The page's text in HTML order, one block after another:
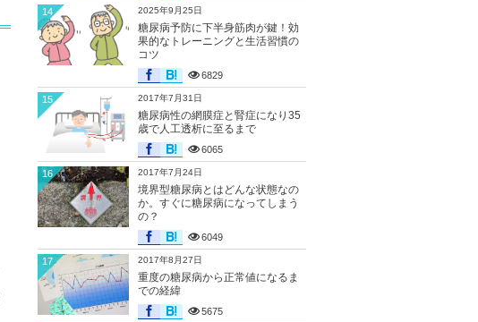
2025年9月25日
糖尿病予防に下半身筋肉が鍵！効
果的なトレーニングと生活習慣の
コツ
6829
14
2017年7月31日
糖尿病性の網膜症と腎症になり35
歳で人工透析に至るまで
6065
15
2017年7月24日
境界型糖尿病とはどんな状態なの
か。すぐに糖尿病になってしまう
の？
6049
16
2017年8月27日
重度の糖尿病から正常値になるま
での経緯
5675
17